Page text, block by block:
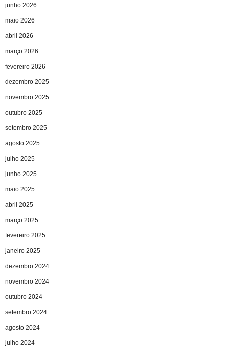
junho 2026
maio 2026
abril 2026
março 2026
fevereiro 2026
dezembro 2025
novembro 2025
outubro 2025
setembro 2025
agosto 2025
julho 2025
junho 2025
maio 2025
abril 2025
março 2025
fevereiro 2025
janeiro 2025
dezembro 2024
novembro 2024
outubro 2024
setembro 2024
agosto 2024
julho 2024